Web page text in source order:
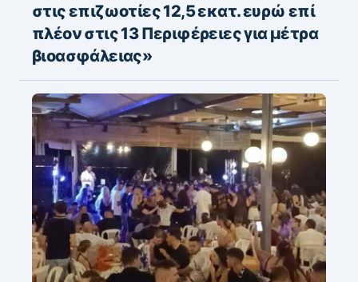
στις επιζωοτίες 12,5 εκατ. ευρώ επί
πλέον στις 13 Περιφέρειες για μέτρα
βιοασφάλειας»